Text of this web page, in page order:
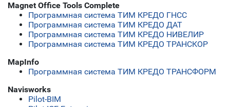
Magnet Office Tools Complete
Программная система ТИМ КРЕДО ГНСС
Программная система ТИМ КРЕДО ДАТ
Программная система ТИМ КРЕДО НИВЕЛИР
Программная система ТИМ КРЕДО ТРАНСКОР
MapInfo
Программная система ТИМ КРЕДО ТРАНСФОРМ
Navisworks
Pilot-BIM